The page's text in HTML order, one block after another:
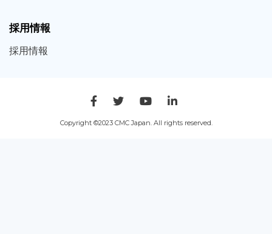
採用情報
採用情報
Copyright ©2023 CMC Japan. All rights reserved.